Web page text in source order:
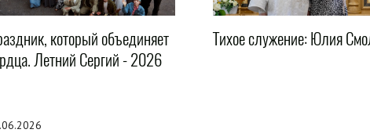
который объединяет
Летний Сергий - 2026
Тихое служение: Юлия